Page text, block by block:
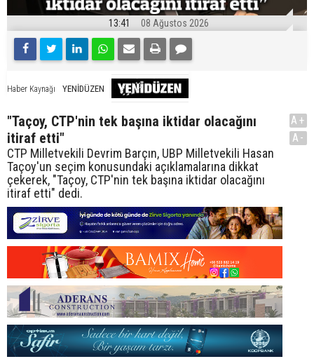
13:41 08 Ağustos 2026
Haber Kaynağı YENİDÜZEN
"Taçoy, CTP'nin tek başına iktidar olacağını
itiraf etti"
CTP Milletvekili Devrim Barçın, UBP Milletvekili Hasan
Taçoy'un seçim konusundaki açıklamalarına dikkat
çekerek, "Taçoy, CTP'nin tek başına iktidar olacağını
itiraf etti" dedi.
A+
A-